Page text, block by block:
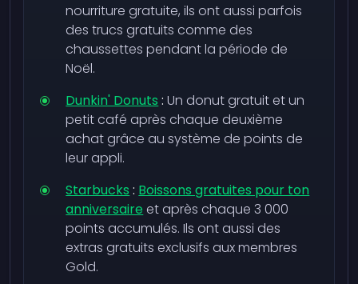
nourriture gratuite, ils ont aussi parfois
des trucs gratuits comme des
chaussettes pendant la période de
Noël.
Dunkin' Donuts :Un donut gratuit et un
petit café après chaque deuxième
achat grâce au système de points de
leur appli.
Starbucks : Boissons gratuites pour ton
anniversaire et après chaque 3 000
points accumulés. Ils ont aussi des
extras gratuits exclusifs aux membres
Gold.